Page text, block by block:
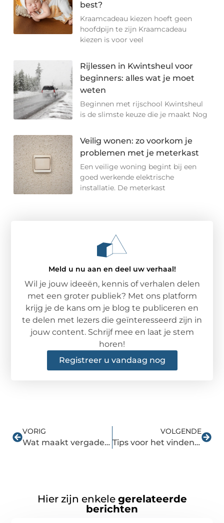
best?
Kraamcadeau kiezen hoeft geen
hoofdpijn te zijn Kraamcadeau
kiezen is voor veel
Rijlessen in Kwintsheul voor
beginners: alles wat je moet
weten
Beginnen met rijschool Kwintsheul
is de slimste keuze die je maakt Nog
Veilig wonen: zo voorkom je
problemen met je meterkast
Een veilige woning begint bij een
goed werkende elektrische
installatie. De meterkast
Meld u nu aan en deel uw verhaal!
Wil je jouw ideeën, kennis of verhalen delen
met een groter publiek? Met ons platform
krijg je de kans om je blog te publiceren en
te delen met lezers die geïnteresseerd zijn in
jouw content. Schrijf mee en laat je stem
horen!
Registreer u vandaag nog
VORIG
Wat maakt vergaderen in Utrecht zo leuk?
VOLGENDE
Tips voor het vinden van de juiste bh
Hier zijn enkele gerelateerde
berichten